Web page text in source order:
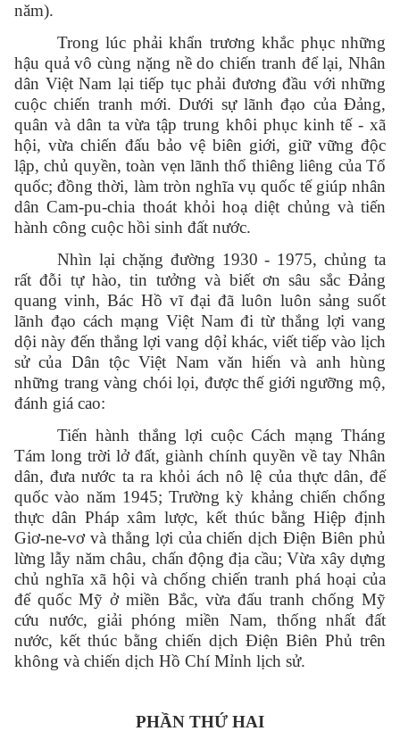
năm).
Trong lúc phải khẩn trương khắc phục những
hậu quả vô cùng nặng nề do chiến tranh để lại, Nhân
dân Việt Nam lại tiếp tục phải đương đầu với những
cuộc chiến tranh mới. Dưới sự lãnh đạo của Đảng,
quân và dân ta vừa tập trung khôi phục kinh tế - xã
hội, vừa chiến đấu bảo vệ biên giới, giữ vững độc
lập, chủ quyền, toàn vẹn lãnh thổ thiêng liêng của Tổ
quốc; đồng thời, làm tròn nghĩa vụ quốc tế giúp nhân
dân Cam-pu-chia thoát khỏi hoạ diệt chủng và tiến
hành công cuộc hồi sinh đất nước.
Nhìn lại chặng đường 1930 - 1975, chủng ta
rất đỗi tự hào, tin tưởng và biết ơn sâu sắc Đảng
quang vinh, Bác Hồ vĩ đại đã luôn luôn sảng suốt
lãnh đạo cách mạng Việt Nam đi từ thắng lợi vang
dội này đến thắng lợi vang dộỉ khác, viết tiếp vào lịch
sử của Dân tộc Việt Nam văn hiến và anh hùng
những trang vàng chói lọi, được thế giới ngưỡng mộ,
đánh giá cao:
Tiến hành thắng lợi cuộc Cách mạng Tháng
Tám long trời lở đất, giành chính quyền về tay Nhân
dân, đưa nước ta ra khỏi ách nô lệ của thực dân, đế
quốc vào năm 1945; Trường kỳ khảng chiến chổng
thực dân Pháp xâm lược, kết thúc bằng Hiệp định
Giơ-ne-vơ và thẳng lợi của chiến dịch Điện Biên phủ
lừng lẫy năm châu, chấn động địa cầu; Vừa xây dựng
chủ nghĩa xã hội và chống chiến tranh phá hoại của
đế quốc Mỹ ở miền Bắc, vừa đấu tranh chống Mỹ
cứu nước, giải phóng miền Nam, thống nhất đất
nước, kết thúc bằng chiến dịch Điện Biên Phủ trên
không và chiến dịch Hồ Chí Mỉnh lịch sử.
PHẦN THỨ HAI